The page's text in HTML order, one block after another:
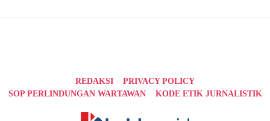
REDAKSI
PRIVACY POLICY
SOP PERLINDUNGAN WARTAWAN
KODE ETIK JURNALISTIK